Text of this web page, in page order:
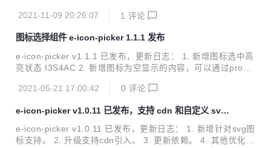
g。 4. 更新依赖。 e-icon-picker 图标选择组件 简洁大方，专
some`（可选）图标库开发的图标选择组件，希望大家喜欢！
喜欢的欢迎star 项目地址 Demo 在线测试 在线API 安装 因为
项目使用了element-ui的组件进行二次开发，所以在使用此...
2021-11-09 20:26:07 1 评论
图标选择组件 e-icon-picker 1.1.1 发布
e-icon-picker v1.1.1 已发布，更新日志： 1. 新增图标选中高
亮状态 I3S4AC 2. 新增图标为空显示的内容，可以通过prop
整目录以及添加自动更新新字体的功能 5. 修复因body的边距
标的支持 I3BBKC 7. 感谢元谷 PR 可自定义的icon 8. 感谢gy
y PR icon增加title，提高辨识度 e-icon-picker 图标选择组件
vue 3正式版本已经发布，请运行 `n...
2021-05-21 17:00:42 0 评论
e-icon-picker v1.0.11 已发布，支持 cdn 和自定义 svg
图标
e-icon-picker v1.0.11 已发布，更新日志： 1. 新增针对svg图
标支持。 2. 升级支持cdn引入。 3. 更新依赖。 4. 其他优化。